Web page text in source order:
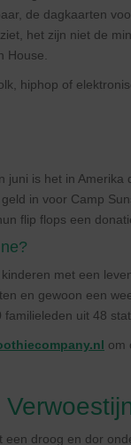
de dagkaarten
het zijn niet de
House.
hiphop of
juni is het in Amerika
in voor Camp
flip flops een
met een
en gewoon een
uit 48
om
een droog en dor